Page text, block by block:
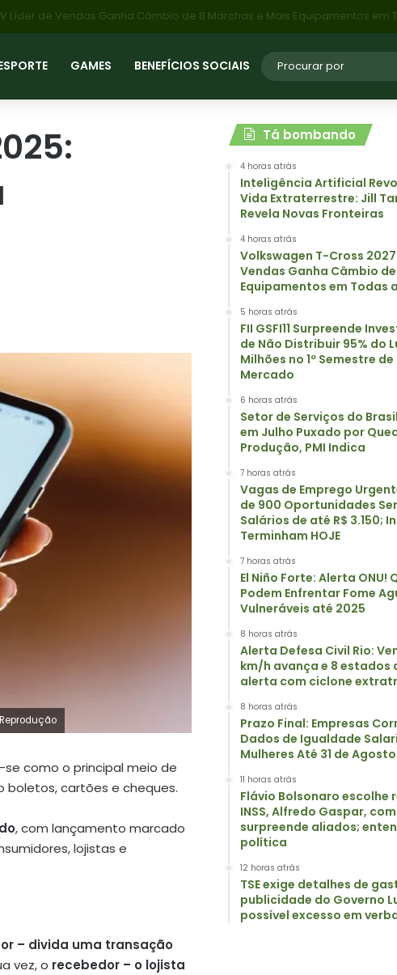
GAMES BENEFÍCIOS SOCIAIS
como o principal meio de
boletos, cartões e cheques.
, com lançamento marcado
lojistas e
– divida uma transação
vez, o recebedor – o lojista
Tá bombando
4 horas atrás
Inteligência Artificial
Vida Extraterrestre: Jill
Revela Novas Fronteiras
4 horas atrás
Volkswagen T-Cross
Vendas Ganha Câmbio
Equipamentos em Todas
5 horas atrás
FII GSFI11 Surpreende
de Não Distribuir 95% do
Milhões no 1º Semestre
Mercado
6 horas atrás
Setor de Serviços do
em Julho Puxado por
Produção, PMI Indica
7 horas atrás
Vagas de Emprego
de 900 Oportunidades
Salários de até R$ 3.150;
Terminham HOJE
7 horas atrás
El Niño Forte: Alerta ONU!
Podem Enfrentar Fome
Vulneráveis até 2025
8 horas atrás
Alerta Defesa Civil Rio:
km/h avança e 8 estados
alerta com ciclone
8 horas atrás
Prazo Final: Empresas
Dados de Igualdade
Mulheres Até 31 de Agosto
11 horas atrás
Flávio Bolsonaro escolhe
INSS, Alfredo Gaspar,
surpreende aliados;
política
12 horas atrás
TSE exige detalhes de
publicidade do Governo
possível excesso em